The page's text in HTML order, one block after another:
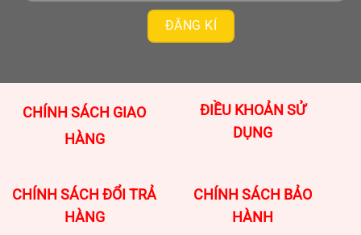
CHÍNH SÁCH GIAO
HÀNG
ĐIỀU KHOẢN SỬ
DỤNG
CHÍNH SÁCH ĐỔI TRẢ
HÀNG
CHÍNH SÁCH BẢO
HÀNH